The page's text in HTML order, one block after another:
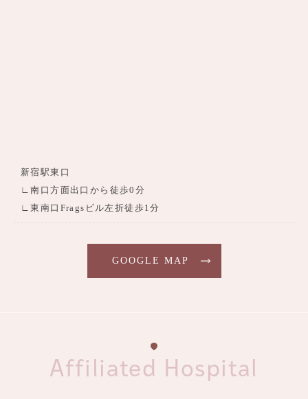
新宿駅東口
∟南口方面出口から徒歩0分
∟東南口Fragsビル左折徒歩1分
GOOGLE MAP
Affiliated Hospital